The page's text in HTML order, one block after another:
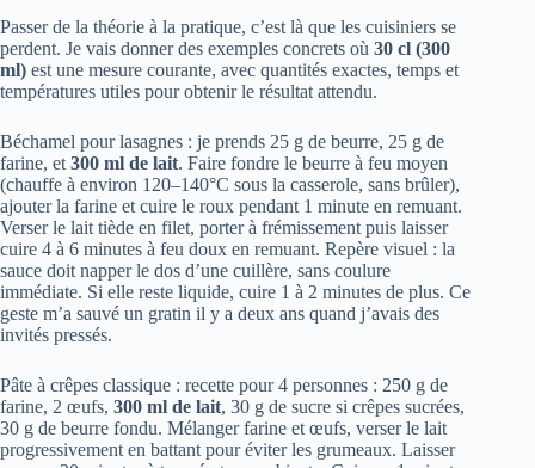
Passer de la théorie à la pratique, c’est là que les cuisiniers se
perdent. Je vais donner des exemples concrets où 30 cl (300
ml) est une mesure courante, avec quantités exactes, temps et
températures utiles pour obtenir le résultat attendu.
Béchamel pour lasagnes : je prends 25 g de beurre, 25 g de
farine, et 300 ml de lait. Faire fondre le beurre à feu moyen
(chauffe à environ 120–140°C sous la casserole, sans brûler),
ajouter la farine et cuire le roux pendant 1 minute en remuant.
Verser le lait tiède en filet, porter à frémissement puis laisser
cuire 4 à 6 minutes à feu doux en remuant. Repère visuel : la
sauce doit napper le dos d’une cuillère, sans coulure
immédiate. Si elle reste liquide, cuire 1 à 2 minutes de plus. Ce
geste m’a sauvé un gratin il y a deux ans quand j’avais des
invités pressés.
Pâte à crêpes classique : recette pour 4 personnes : 250 g de
farine, 2 œufs, 300 ml de lait, 30 g de sucre si crêpes sucrées,
30 g de beurre fondu. Mélanger farine et œufs, verser le lait
progressivement en battant pour éviter les grumeaux. Laisser